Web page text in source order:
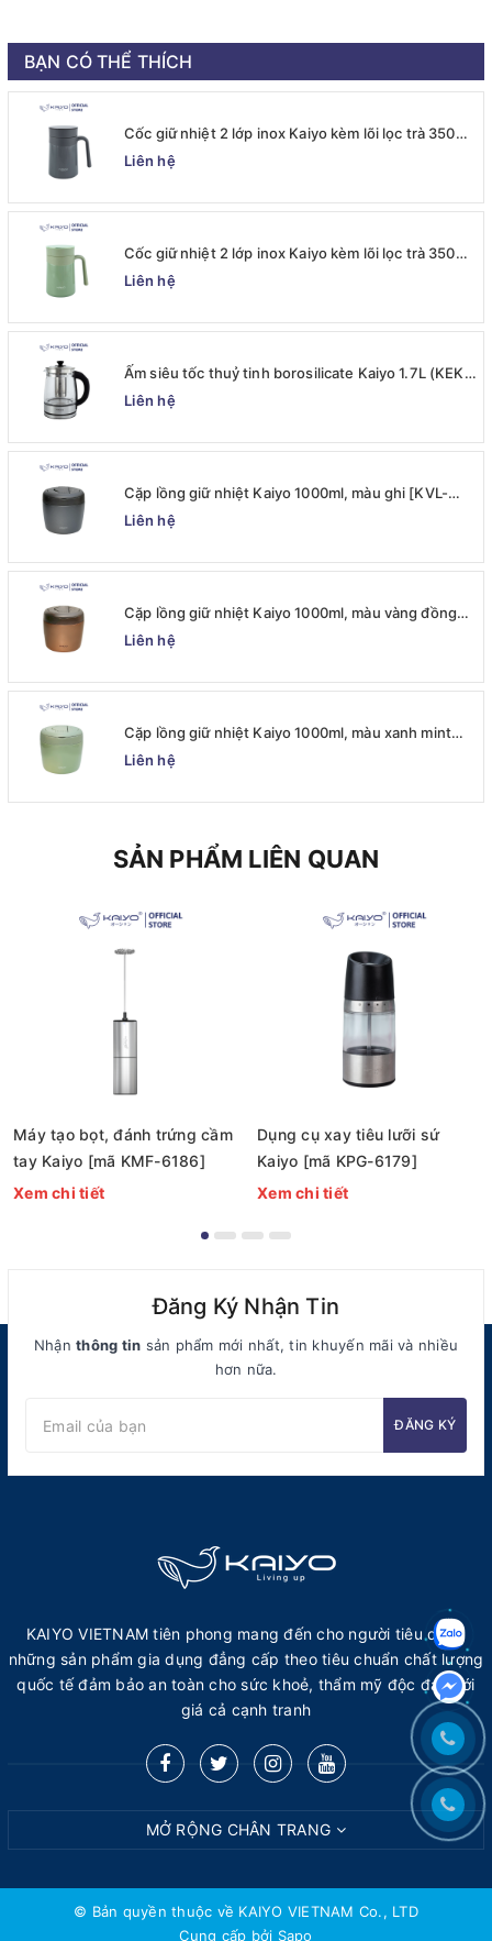
BẠN CÓ THỂ THÍCH
Cốc giữ nhiệt 2 lớp inox Kaiyo kèm lõi lọc trà 350ml,
màu ghi [mã KTM-6667]
Liên hệ
Cốc giữ nhiệt 2 lớp inox Kaiyo kèm lõi lọc trà 350ml,
màu xanh mint [mã KTM-6650]
Liên hệ
Ấm siêu tốc thuỷ tinh borosilicate Kaiyo 1.7L (KEK-
062)
Liên hệ
Cặp lồng giữ nhiệt Kaiyo 1000ml, màu ghi [KVL-
6537]
Liên hệ
Cặp lồng giữ nhiệt Kaiyo 1000ml, màu vàng đồng
[KVL-6520]
Liên hệ
Cặp lồng giữ nhiệt Kaiyo 1000ml, màu xanh mint
[mã KVL-6513]
Liên hệ
SẢN PHẨM LIÊN QUAN
Máy tạo bọt, đánh trứng cầm
tay Kaiyo [mã KMF-6186]
Xem chi tiết
Dụng cụ xay tiêu lưỡi sứ
Kaiyo [mã KPG-6179]
Xem chi tiết
Đăng Ký Nhận Tin
Nhậnthông tin sản phẩm mới nhất, tin khuyến mãi và nhiều
hơn nữa.
ĐĂNG KÝ
KAIYO VIETNAM tiên phong mang đến cho người tiêu dùng
những sản phẩm gia dụng đẳng cấp theo tiêu chuẩn chất lượng
quốc tế đảm bảo an toàn cho sức khoẻ, thẩm mỹ độc đáo với
giá cả cạnh tranh
MỞ RỘNG CHÂN TRANG
© Bản quyền thuộc về KAIYO VIETNAM Co., LTD
Cung cấp bởi Sapo